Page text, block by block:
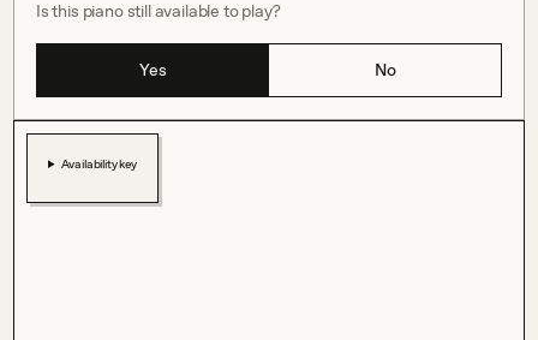
Is this piano still available to play?
Yes No
Availability key